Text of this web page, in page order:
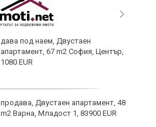
дава под наем, Двустаен
апартамент, 67 m2 София, Център,
1080 EUR
продава, Двустаен апартамент, 48
m2 Варна, Младост 1, 83900 EUR